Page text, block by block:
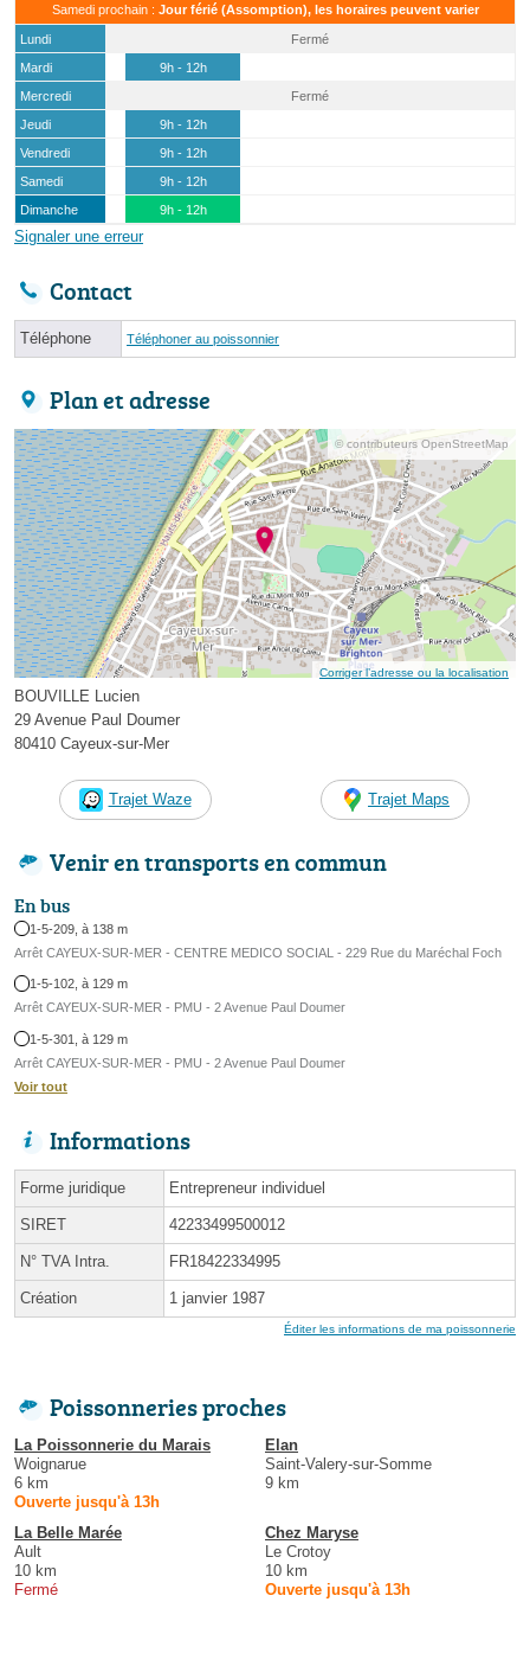
Samedi prochain : Jour férié (Assomption), les horaires peuvent varier
Lundi
Fermé
Mardi
9h - 12h
Mercredi
Fermé
Jeudi
9h - 12h
Vendredi
9h - 12h
Samedi
9h - 12h
Dimanche
9h - 12h
Signaler une erreur
Contact
Téléphone Téléphoner au poissonnier
Plan et adresse
© contributeurs OpenStreetMap
Corriger l’adresse ou la localisation
BOUVILLE Lucien
29 Avenue Paul Doumer
80410 Cayeux-sur-Mer
Trajet Waze Trajet Maps
Venir en transports en commun
En bus
1-5-209, à 138 m
Arrêt CAYEUX-SUR-MER - CENTRE MEDICO SOCIAL - 229 Rue du Maréchal Foch
1-5-102, à 129 m
Arrêt CAYEUX-SUR-MER - PMU - 2 Avenue Paul Doumer
1-5-301, à 129 m
Arrêt CAYEUX-SUR-MER - PMU - 2 Avenue Paul Doumer
Voir tout
Informations
Forme juridique Entrepreneur individuel
SIRET 42233499500012
N° TVA Intra. FR18422334995
Création 1 janvier 1987
Éditer les informations de ma poissonnerie
Poissonneries proches
La Poissonnerie du Marais
Woignarue
6 km
Ouverte jusqu'à 13h
Elan
Saint-Valery-sur-Somme
9 km
La Belle Marée
Ault
10 km
Fermé
Chez Maryse
Le Crotoy
10 km
Ouverte jusqu'à 13h